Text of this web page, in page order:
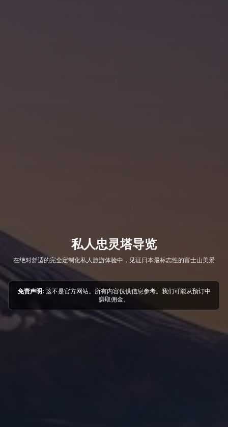
私人忠灵塔导览
在绝对舒适的完全定制化私人旅游体验中，见证日本最标志性的富士山美景
免责声明: 这不是官方网站。所有内容仅供信息参考。我们可能从预订中
赚取佣金。